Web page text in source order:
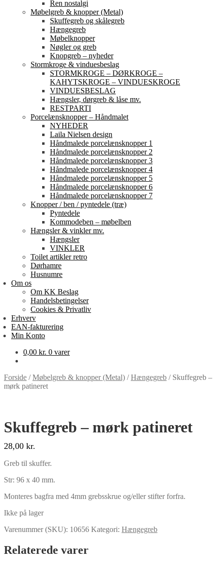
Ren nostalgi
Møbelgreb & knopper (Metal)
Skuffegreb og skålegreb
Hængegreb
Møbelknopper
Nøgler og greb
Knopgreb – nyheder
Stormkroge & vinduesbeslag
STORMKROGE – DØRKROGE –
KAHYTSKROGE – VINDUESKROGE
VINDUESBESLAG
Hængsler, dørgreb & låse mv.
RESTPARTI
Porcelænsknopper – Håndmalet
NYHEDER
Laila Nielsen design
Håndmalede porcelænsknopper 1
Håndmalede porcelænsknopper 2
Håndmalede porcelænsknopper 3
Håndmalede porcelænsknopper 4
Håndmalede porcelænsknopper 5
Håndmalede porcelænsknopper 6
Håndmalede porcelænsknopper 7
Knopper / ben / pyntedele (træ)
Pyntedele
Kommodeben – møbelben
Hængsler & vinkler mv.
Hængsler
VINKLER
Toilet artikler retro
Dørhamre
Husnumre
Om os
Om KK Beslag
Handelsbetingelser
Cookies & Privatliv
Erhverv
EAN-fakturering
Min Konto
0,00 kr. 0 varer
Forside /Møbelgreb & knopper (Metal) /Hængegreb / Skuffegreb –
mørk patineret
Skuffegreb – mørk patineret
28,00 kr.
Greb til skuffer.
Str: 96 x 40 mm.
Monteres bagfra med 4mm grebsskrue og/eller stifter forfra.
Ikke på lager
Varenummer (SKU): 10656 Kategori: Hængegreb
Relaterede varer